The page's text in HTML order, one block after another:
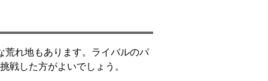
荒れ地もあります。ライバルのパ
戦した方がよいでしょう。